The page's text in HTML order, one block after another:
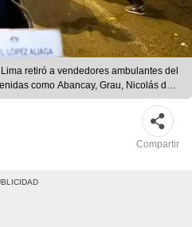
retiró a vendedores ambulantes del
como Abancay, Grau, Nicolás de
Andahuaylas, Paruro e Inambari.
Compartir